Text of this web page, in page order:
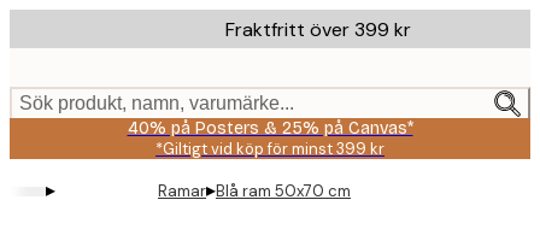
to
content.
Fraktfritt över 399 kr
Sök produkt, namn, varumärke...
40% på Posters & 25% på Canvas*
*Giltigt vid köp för minst 399 kr
▸ Ramar▸Blå ram 50x70 cm